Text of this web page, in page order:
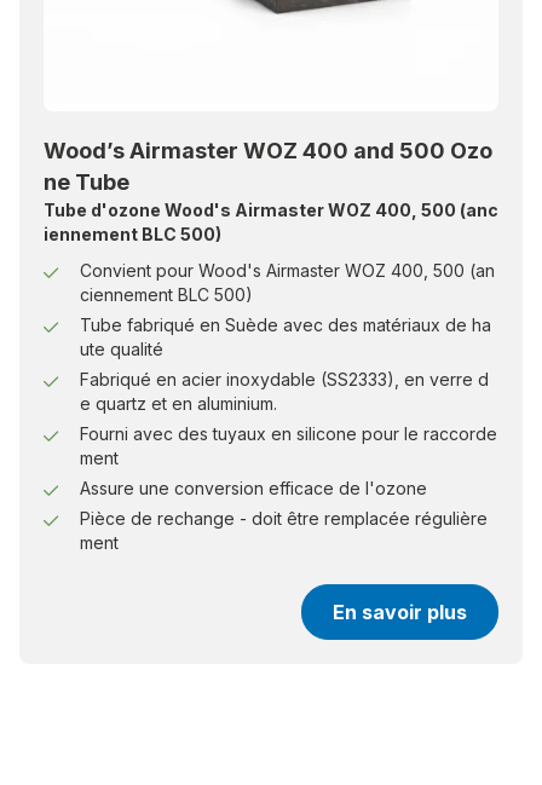
Wood’s Airmaster WOZ 400 and 500 Ozo
ne Tube
Tube d'ozone Wood's Airmaster WOZ 400, 500 (anc
iennement BLC 500)
Convient pour Wood's Airmaster WOZ 400, 500 (an
ciennement BLC 500)
Tube fabriqué en Suède avec des matériaux de ha
ute qualité
Fabriqué en acier inoxydable (SS2333), en verre d
e quartz et en aluminium.
Fourni avec des tuyaux en silicone pour le raccorde
ment
Assure une conversion efficace de l'ozone
Pièce de rechange - doit être remplacée régulière
ment
En savoir plus